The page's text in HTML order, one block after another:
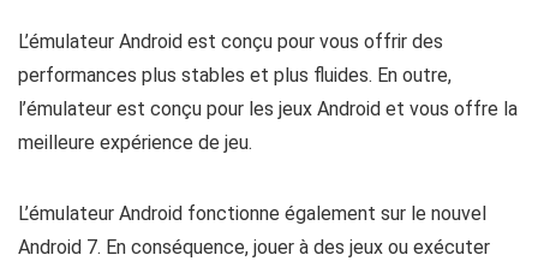
L’émulateur Android est conçu pour vous offrir des
performances plus stables et plus fluides. En outre,
l’émulateur est conçu pour les jeux Android et vous offre la
meilleure expérience de jeu.
L’émulateur Android fonctionne également sur le nouvel
Android 7. En conséquence, jouer à des jeux ou exécuter